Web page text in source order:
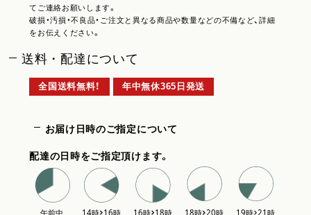
てご連絡お願いします。
破損・汚損・不良品・ご注文と異なる商品や数量などの不備など、詳細
をお伝えください。
送料・配達について
全国送料無料！ 年中無休365日発送
お届け日時のご指定について
配達の日時をご指定頂けます。